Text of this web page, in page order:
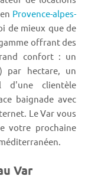
Provence-alpes-
de mieux que de
offrant des
confort : un
par hectare, un
d'une clientèle
baignade avec
Le Var vous
votre prochaine
Var